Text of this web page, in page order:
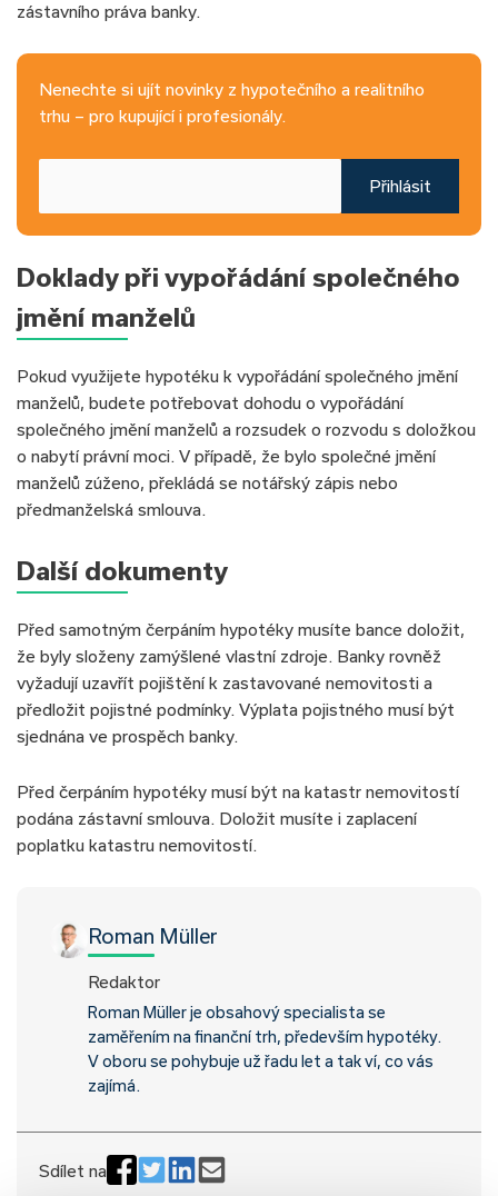
zástavního práva banky.
Nenechte si ujít novinky z hypotečního a realitního
trhu – pro kupující i profesionály.
Přihlásit
Doklady při vypořádání společného
jmění manželů
Pokud využijete hypotéku k vypořádání společného jmění
manželů, budete potřebovat dohodu o vypořádání
společného jmění manželů a rozsudek o rozvodu s doložkou
o nabytí právní moci. V případě, že bylo společné jmění
manželů zúženo, překládá se notářský zápis nebo
předmanželská smlouva.
Další dokumenty
Před samotným čerpáním hypotéky musíte bance doložit,
že byly složeny zamýšlené vlastní zdroje. Banky rovněž
vyžadují uzavřít pojištění k zastavované nemovitosti a
předložit pojistné podmínky. Výplata pojistného musí být
sjednána ve prospěch banky.
Před čerpáním hypotéky musí být na katastr nemovitostí
podána zástavní smlouva. Doložit musíte i zaplacení
poplatku katastru nemovitostí.
Roman Müller
Redaktor
Roman Müller je obsahový specialista se
zaměřením na finanční trh, především hypotéky.
V oboru se pohybuje už řadu let a tak ví, co vás
zajímá.
Sdílet na